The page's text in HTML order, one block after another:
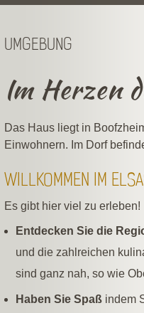
UMGEBUNG
Im Herzen
Das Haus liegt in
Einwohnern. Im Dorf
WILLKOMMEN IM
Es gibt hier viel zu erleben!
Entdecken Sie die
und die zahlreichen
sind ganz nah, so wie
Haben Sie Spaßindem